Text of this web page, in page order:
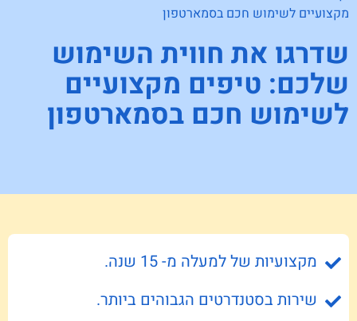
מקצועיים לשימוש חכם בסמארטפון
שדרגו את חווית השימוש
שלכם: טיפים מקצועיים
לשימוש חכם בסמארטפון
מקצועיות של למעלה מ- 15 שנה.
שירות בסטנדרטים הגבוהים ביותר.